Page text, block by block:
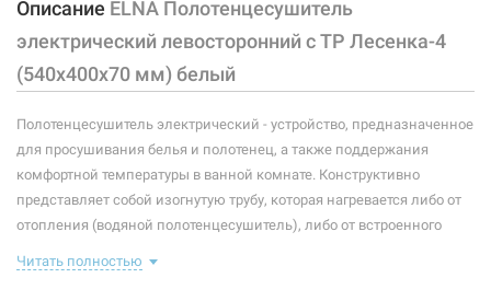
Глубина:
Высота: 540 мм
Мощность: 58 Вт
Тип крепления: стационарный
Тип подключения: левосторонний
Материал корпуса:
Описание ELNA Полотенцесушитель
электрический левосторонний с ТР Лесенка-4
(540х400х70 мм) белый
Полотенцесушитель электрический - устройство, предназначенное
для просушивания белья и полотенец, а также поддержания
комфортной температуры в ванной комнате. Конструктивно
представляет собой изогнутую трубу, которая нагревается либо от
отопления (водяной полотенцесушитель), либо от встроенного
правильно подобранный полотенцесушитель станет
Читать полностью